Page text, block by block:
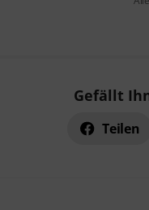
Gefällt
Teilen